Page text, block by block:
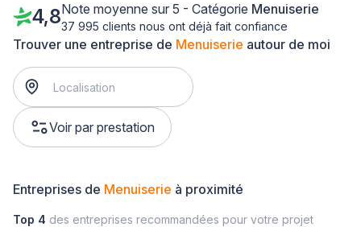
Trouver une entreprise de Menuiserie autour de moi
Voir par prestation
4,8Note moyenne sur 5 - Catégorie Menuiserie
37 995 clients nous ont déjà fait confiance
Entreprises de Menuiserie à proximité
Top 4 des entreprises recommandées pour votre projet